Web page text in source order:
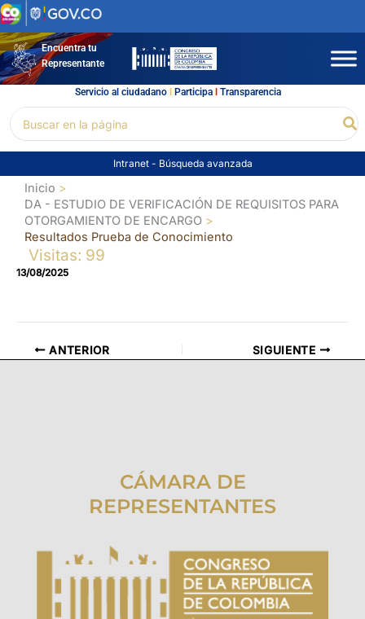
Ir
al
contenidoEncuentra tu
Representante
Servicio al ciudadano l Participal Transparencia
por:
Intranet - Búsqueda avanzada
Inicio
DA - ESTUDIO DE VERIFICACIÓN DE REQUISITOS PARA
OTORGAMIENTO DE ENCARGO
Resultados Prueba de Conocimiento
Visitas: 99
13/08/2025
ANTERIOR SIGUIENTE
CÁMARA DE
REPRESENTANTES